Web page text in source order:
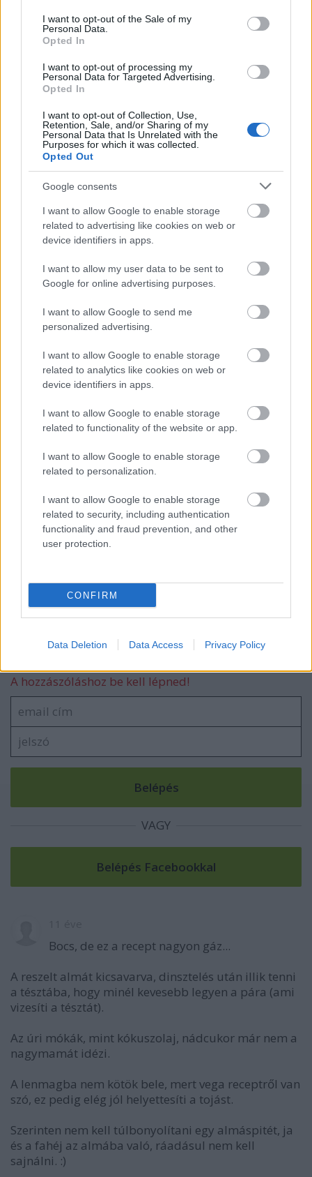
consent section.
I want to opt-out of the Sale of my
Personal Data.
Opted In
I want to opt-out of processing my
Personal Data for Targeted Advertising.
Opted In
I want to opt-out of Collection, Use,
Retention, Sale, and/or Sharing of my
Personal Data that Is Unrelated with the
Purposes for which it was collected.
Opted Out
Google consents
I want to allow Google to enable storage
related to advertising like cookies on web or
device identifiers in apps.
I want to allow my user data to be sent to
Google for online advertising purposes.
I want to allow Google to send me
personalized advertising.
I want to allow Google to enable storage
related to analytics like cookies on web or
device identifiers in apps.
I want to allow Google to enable storage
related to functionality of the website or app.
I want to allow Google to enable storage
related to personalization.
I want to allow Google to enable storage
related to security, including authentication
functionality and fraud prevention, and other
user protection.
CONFIRM
Data Deletion Data Access Privacy Policy
Címkék:alma édesség pite sütemény vegetáriánus
laktózmentes vegán tojásmentes gyümölcsös édesség
kalóriadús
Ajánlott bejegyzések:
Görög lencseragu
Rakott kel (vegán)
Tepsis batáta
Ribizlis köleskoch
A hozzászóláshoz be kell lépned!
VAGY
Bocs, de ez a recept nagyon gáz...
A reszelt almát kicsavarva, dinsztelés után illik tenni
a tésztába, hogy minél kevesebb legyen a pára (ami
vizesíti a tésztát).
Az úri mókák, mint kókuszolaj, nádcukor már nem a
nagymamát idézi.
A lenmagba nem kötök bele, mert vega receptről van
szó, ez pedig elég jól helyettesíti a tojást.
Szerinten nem kell túlbonyolítani egy almáspitét, ja
és a fahéj az almába való, ráadásul nem kell
sajnálni. :)